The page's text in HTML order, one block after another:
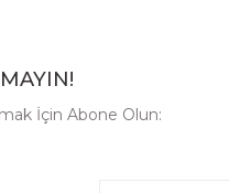
İçin Abone Olun: